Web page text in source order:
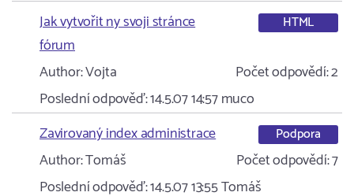
Jak vytvořit ny svoji stránce
fórum
HTML
Author:Vojta Počet odpovědí:2
Poslední odpověď:14.5.07 14:57muco
Zavirovaný index administrace
Podpora
Author:Tomáš Počet odpovědí:7
Poslední odpověď:14.5.07 13:55Tomáš